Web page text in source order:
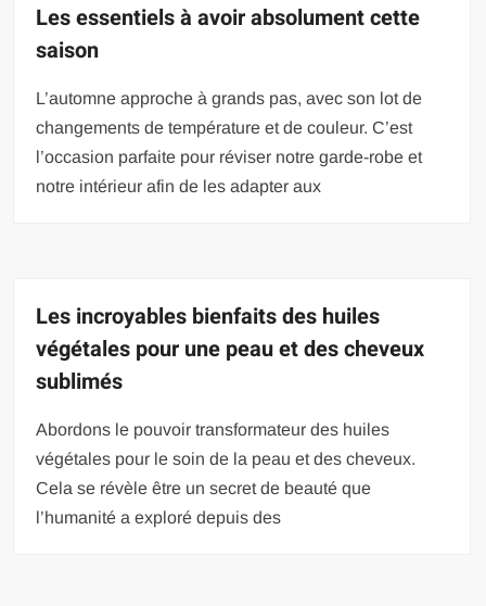
Les essentiels à avoir absolument cette
saison
L’automne approche à grands pas, avec son lot de
changements de température et de couleur. C’est
l’occasion parfaite pour réviser notre garde-robe et
notre intérieur afin de les adapter aux
Les incroyables bienfaits des huiles
végétales pour une peau et des cheveux
sublimés
Abordons le pouvoir transformateur des huiles
végétales pour le soin de la peau et des cheveux.
Cela se révèle être un secret de beauté que
l’humanité a exploré depuis des